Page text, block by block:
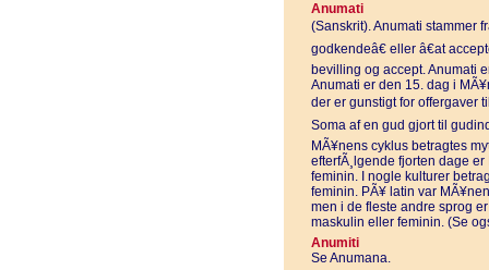
Anumati
(Sanskrit). Anumati stammer
godkendeâ€ eller â€at
bevilling og accept. Anumati
Anumati er den 15. dag i
der er gunstigt for offergaver
Soma af en gud gjort til
MÃ¥nens cyklus betragtes
efterfÃ¸lgende fjorten dage
feminin. I nogle kulturer
feminin. PÃ¥ latin var
men i de fleste andre sprog
maskulin eller feminin. (Se
Anumiti
Se Anumana.